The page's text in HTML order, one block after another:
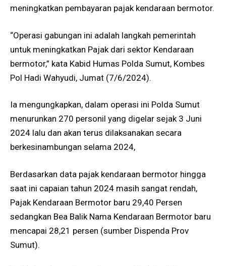
meningkatkan pembayaran pajak kendaraan bermotor.
“Operasi gabungan ini adalah langkah pemerintah
untuk meningkatkan Pajak dari sektor Kendaraan
bermotor,” kata Kabid Humas Polda Sumut, Kombes
Pol Hadi Wahyudi, Jumat (7/6/2024).
Ia mengungkapkan, dalam operasi ini Polda Sumut
menurunkan 270 personil yang digelar sejak 3 Juni
2024 lalu dan akan terus dilaksanakan secara
berkesinambungan selama 2024,
Berdasarkan data pajak kendaraan bermotor hingga
saat ini capaian tahun 2024 masih sangat rendah,
Pajak Kendaraan Bermotor baru 29,40 Persen
sedangkan Bea Balik Nama Kendaraan Bermotor baru
mencapai 28,21 persen (sumber Dispenda Prov
Sumut).